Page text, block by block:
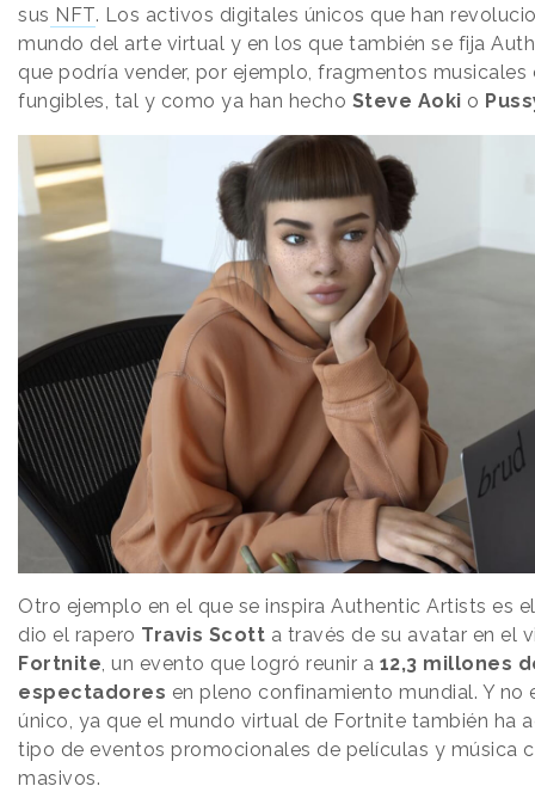
sus NFT. Los activos digitales únicos que han
mundo del arte virtual y en los que también se fija
que podría vender, por ejemplo, fragmentos
fungibles, tal y como ya han hecho Steve Aoki o
Otro ejemplo en el que se inspira Authentic Artists es
dio el rapero Travis Scott a través de su avatar en el
Fortnite, un evento que logró reunir a 12,3 millones
espectadores en pleno confinamiento mundial. Y no
único, ya que el mundo virtual de Fortnite también ha
tipo de eventos promocionales de películas y música
masivos.